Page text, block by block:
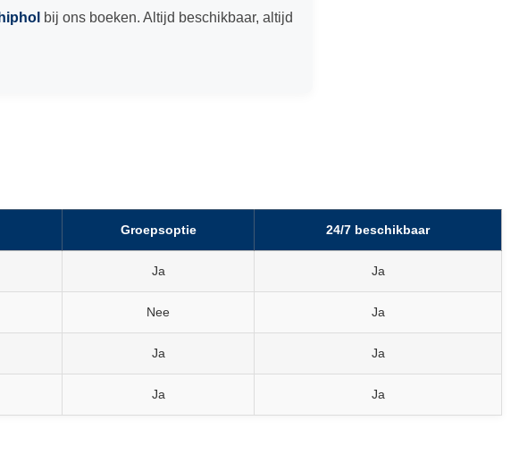
bij ons boeken. Altijd beschikbaar, altijd
Groepsoptie 24/7 beschikbaar
Ja Ja
Nee Ja
Ja Ja
Ja Ja